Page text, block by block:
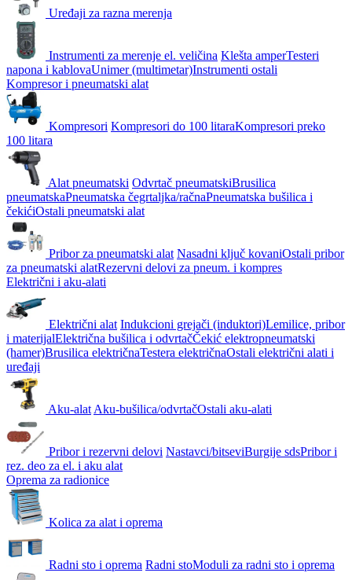
Uređaji za razna merenja
Instrumenti za merenje el. veličina Klešta amperTesteri
napona i kablovaUnimer (multimetar)Instrumenti ostali
Kompresor i pneumatski alat
Kompresori Kompresori do 100 litaraKompresori preko
100 litara
Alat pneumatski Odvrtač pneumatskiBrusilica
pneumatskaPneumatska čegrtaljka/račnaPneumatska bušilica i
čekićiOstali pneumatski alat
Pribor za pneumatski alat Nasadni ključ kovaniOstali pribor
za pneumatski alatRezervni delovi za pneum. i kompres
Električni i aku-alati
Električni alat Indukcioni grejači (induktori)Lemilice, pribor
i materijalElektrična bušilica i odvrtačČekić elektropneumatski
(hamer)Brusilica električnaTestera električnaOstali električni alati i
uređaji
Aku-alat Aku-bušilica/odvrtačOstali aku-alati
Pribor i rezervni delovi Nastavci/bitseviBurgije sdsPribor i
rez. deo za el. i aku alat
Oprema za radionice
Kolica za alat i oprema
Radni sto i oprema Radni stoModuli za radni sto i oprema